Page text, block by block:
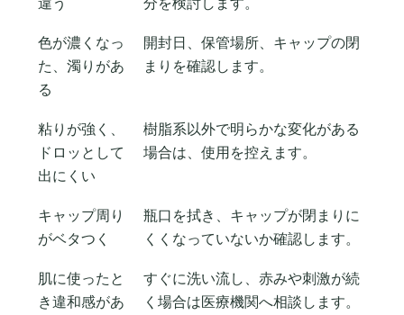
色が濃くなっ
た、濁りがあ
る
開封日、保管場所、キャップの閉
まりを確認します。
粘りが強く、
ドロッとして
出にくい
樹脂系以外で明らかな変化がある
場合は、使用を控えます。
キャップ周り
がベタつく
瓶口を拭き、キャップが閉まりに
くくなっていないか確認します。
肌に使ったと
き違和感があ
すぐに洗い流し、赤みや刺激が続
く場合は医療機関へ相談します。